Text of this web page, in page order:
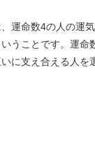
運命数4の人の運
うことです。運命
に支え合える人を